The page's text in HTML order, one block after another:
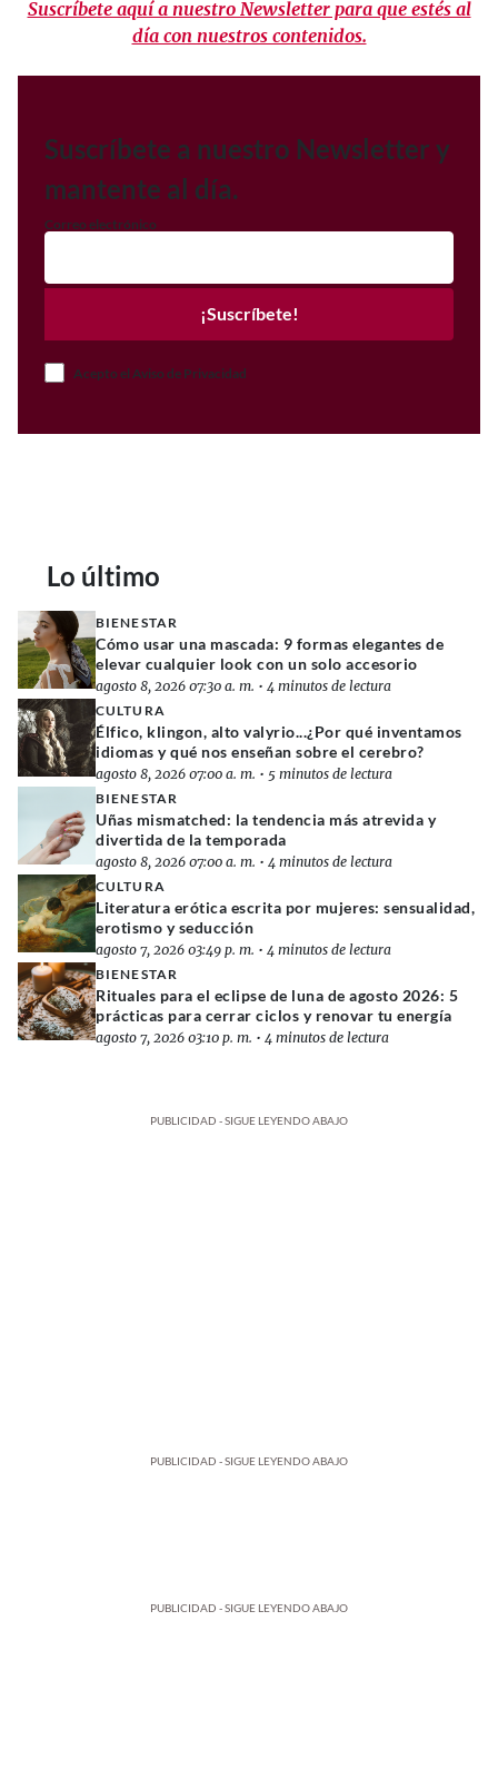
Suscríbete aquí a nuestro Newsletter para que estés al
día con nuestros contenidos.
Suscríbete a nuestro Newsletter y
mantente al día.
Correo electrónico
¡Suscríbete!
Acepto el Aviso de Privacidad
Lo último
BIENESTAR
Cómo usar una mascada: 9 formas elegantes de
elevar cualquier look con un solo accesorio
agosto 8, 2026 07:30 a. m. • 4 minutos de lectura
CULTURA
Élfico, klingon, alto valyrio...¿Por qué inventamos
idiomas y qué nos enseñan sobre el cerebro?
agosto 8, 2026 07:00 a. m. • 5 minutos de lectura
BIENESTAR
Uñas mismatched: la tendencia más atrevida y
divertida de la temporada
agosto 8, 2026 07:00 a. m. • 4 minutos de lectura
CULTURA
Literatura erótica escrita por mujeres: sensualidad,
erotismo y seducción
agosto 7, 2026 03:49 p. m. • 4 minutos de lectura
BIENESTAR
Rituales para el eclipse de luna de agosto 2026: 5
prácticas para cerrar ciclos y renovar tu energía
agosto 7, 2026 03:10 p. m. • 4 minutos de lectura
PUBLICIDAD - SIGUE LEYENDO ABAJO
PUBLICIDAD - SIGUE LEYENDO ABAJO
PUBLICIDAD - SIGUE LEYENDO ABAJO